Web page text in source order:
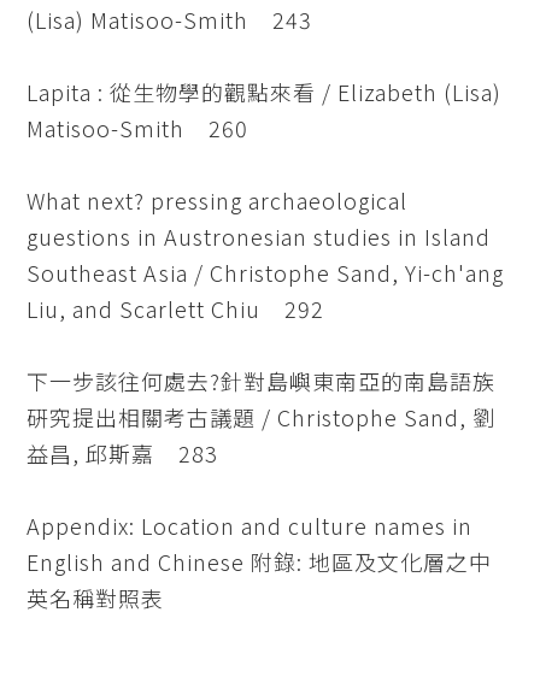
(Lisa) Matisoo-Smith 243
Lapita : 從生物學的觀點來看 / Elizabeth (Lisa)
Matisoo-Smith 260
What next? pressing archaeological
guestions in Austronesian studies in Island
Southeast Asia / Christophe Sand, Yi-ch'ang
Liu, and Scarlett Chiu 292
下一步該往何處去?針對島嶼東南亞的南島語族
硏究提出相關考古議題 / Christophe Sand, 劉
益昌, 邱斯嘉 283
Appendix: Location and culture names in
English and Chinese 附錄: 地區及文化層之中
英名稱對照表